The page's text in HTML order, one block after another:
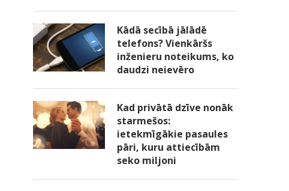
Kādā secībā jālādē
telefons? Vienkāršs
inženieru noteikums, ko
daudzi neievēro
Kad privātā dzīve nonāk
starmešos:
ietekmīgākie pasaules
pāri, kuru attiecībām
seko miljoni